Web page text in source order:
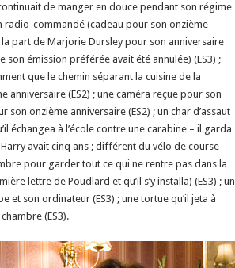
de manger en douce pendant son régime
radio-commandé (cadeau pour son onzième
part de Marjorie Dursley pour son anniversaire
son émission préférée avait été annulée) (ES3) ;
que le chemin séparant la cuisine de la
(ES2) ; une caméra reçue pour son
onzième anniversaire (ES2) ; un char d’assaut
échangea à l’école contre une carabine – il garda
avait cinq ans ; différent du vélo de course
pour garder tout ce qui ne rentre pas dans la
lettre de Poudlard et qu’il s’y installa) (ES3) ; un
et son ordinateur (ES3) ; une tortue qu’il jeta à
(ES3).